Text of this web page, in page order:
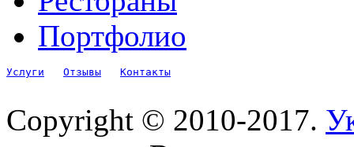
Портфолио
Услуги Отзывы Контакты
Copyright © 2010-2017.